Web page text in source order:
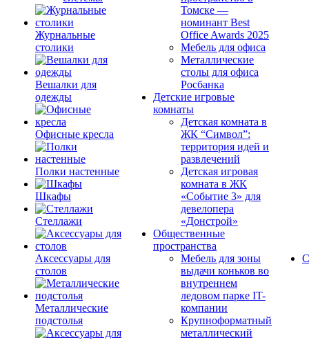
Журнальные
столики
Вешалки для
одежды
Офисные кресла
Полки настенные
Шкафы
Стеллажи
Аксессуары для
столов
Металлические
подстолья
Томске —
номинант Best
Office Awards 2025
Мебель для офиса
Металлические
столы для офиса
Росбанка
Детские игровые
комнаты
Детская комната в
ЖК “Символ”:
территория идей и
развлечений
Детская игровая
комната в ЖК
«Событие 3» для
девелопера
«Донстрой»
Общественные
пространства
Мебель для зоны
выдачи коньков во
внутреннем
ледовом парке IT-
компании
Крупноформатный
металлический